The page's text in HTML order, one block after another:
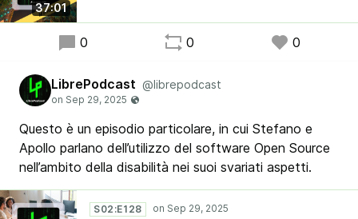
37:01
0 0 0
LibrePodcast @librepodcast
Questo è un episodio particolare, in cui Stefano e
Apollo parlano dell’utilizzo del software Open Source
nell’ambito della disabilità nei suoi svariati aspetti.
S02:E128